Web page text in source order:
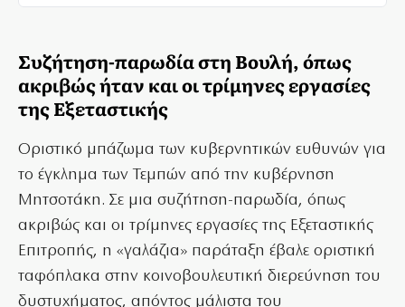
Συζήτηση-παρωδία στη Βουλή, όπως
ακριβώς ήταν και οι τρίμηνες εργασίες
της Εξεταστικής
Οριστικό μπάζωμα των κυβερνητικών ευθυνών για
το έγκλημα των Τεμπών από την κυβέρνηση
Μητσοτάκη. Σε μια συζήτηση-παρωδία, όπως
ακριβώς και οι τρίμηνες εργασίες της Εξεταστικής
Επιτροπής, η «γαλάζια» παράταξη έβαλε οριστική
ταφόπλακα στην κοινοβουλευτική διερεύνηση του
δυστυχήματος, απόντος μάλιστα του